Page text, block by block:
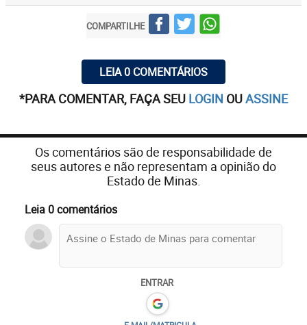
COMPARTILHE
LEIA 0 COMENTÁRIOS
*PARA COMENTAR, FAÇA SEU LOGIN OUASSINE
Os comentários são de responsabilidade de
seus autores e não representam a opinião do
Estado de Minas.
Leia 0 comentários
ENTRAR